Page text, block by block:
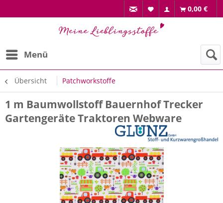
0,00 €
Menü
Übersicht Patchworkstoffe
1 m Baumwollstoff Bauernhof Trecker
Gartengeräte Traktoren Webware